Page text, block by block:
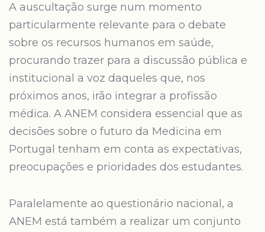
A auscultação surge num momento
particularmente relevante para o debate
sobre os recursos humanos em saúde,
procurando trazer para a discussão pública e
institucional a voz daqueles que, nos
próximos anos, irão integrar a profissão
médica. A ANEM considera essencial que as
decisões sobre o futuro da Medicina em
Portugal tenham em conta as expectativas,
preocupações e prioridades dos estudantes.
Paralelamente ao questionário nacional, a
ANEM está também a realizar um conjunto